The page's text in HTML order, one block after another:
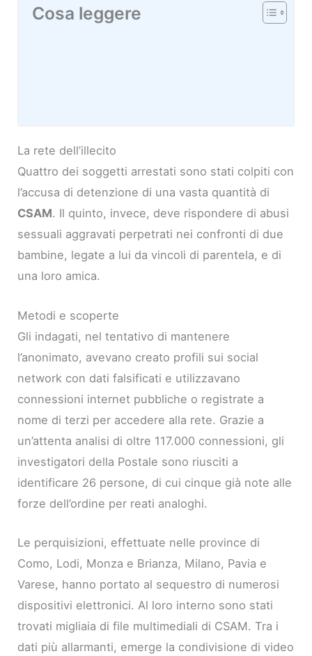
Cosa leggere
La rete dell’illecito
Quattro dei soggetti arrestati sono stati colpiti con
l’accusa di detenzione di una vasta quantità di
CSAM. Il quinto, invece, deve rispondere di abusi
sessuali aggravati perpetrati nei confronti di due
bambine, legate a lui da vincoli di parentela, e di
una loro amica.
Metodi e scoperte
Gli indagati, nel tentativo di mantenere
l’anonimato, avevano creato profili sui social
network con dati falsificati e utilizzavano
connessioni internet pubbliche o registrate a
nome di terzi per accedere alla rete. Grazie a
un’attenta analisi di oltre 117.000 connessioni, gli
investigatori della Postale sono riusciti a
identificare 26 persone, di cui cinque già note alle
forze dell’ordine per reati analoghi.
Le perquisizioni, effettuate nelle province di
Como, Lodi, Monza e Brianza, Milano, Pavia e
Varese, hanno portato al sequestro di numerosi
dispositivi elettronici. Al loro interno sono stati
trovati migliaia di file multimediali di CSAM. Tra i
dati più allarmanti, emerge la condivisione di video